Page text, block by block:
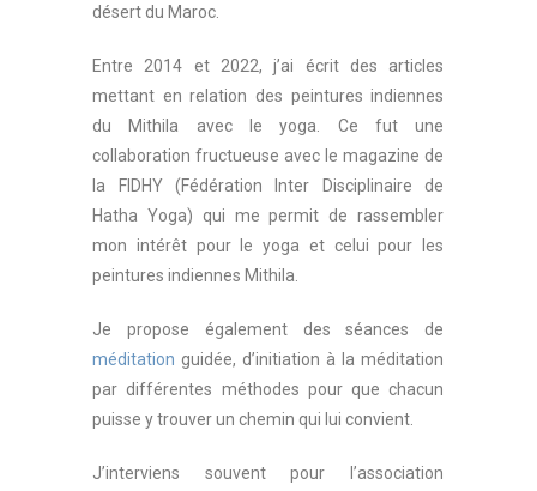
désert du Maroc.
Entre 2014 et 2022, j’ai écrit des articles
mettant en relation des peintures indiennes
du Mithila avec le yoga. Ce fut une
collaboration fructueuse avec le magazine de
la FIDHY (Fédération Inter Disciplinaire de
Hatha Yoga) qui me permit de rassembler
mon intérêt pour le yoga et celui pour les
peintures indiennes Mithila.
Je propose également des séances de
méditation guidée, d’initiation à la méditation
par différentes méthodes pour que chacun
puisse y trouver un chemin qui lui convient.
J’interviens souvent pour l’association